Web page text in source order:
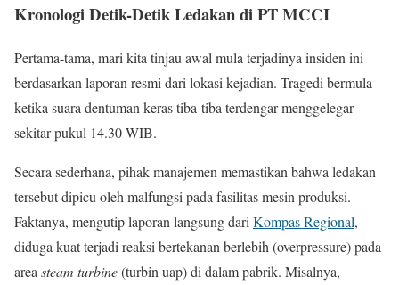
Kronologi Detik-Detik Ledakan di PT MCCI
Pertama-tama, mari kita tinjau awal mula terjadinya insiden ini
berdasarkan laporan resmi dari lokasi kejadian. Tragedi bermula
ketika suara dentuman keras tiba-tiba terdengar menggelegar
sekitar pukul 14.30 WIB.
Secara sederhana, pihak manajemen memastikan bahwa ledakan
tersebut dipicu oleh malfungsi pada fasilitas mesin produksi.
Faktanya, mengutip laporan langsung dari Kompas Regional,
diduga kuat terjadi reaksi bertekanan berlebih (overpressure) pada
area steam turbine(turbin uap) di dalam pabrik. Misalnya,